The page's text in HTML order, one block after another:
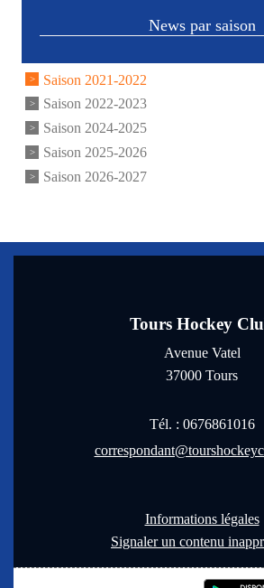
News par saison
Saison 2021-2022
Saison 2022-2023
Saison 2024-2025
Saison 2025-2026
Saison 2026-2027
Tours Hockey
Avenue Vatel
37000 Tours
Tél. : 0676861016
Informations légales
Signaler un contenu